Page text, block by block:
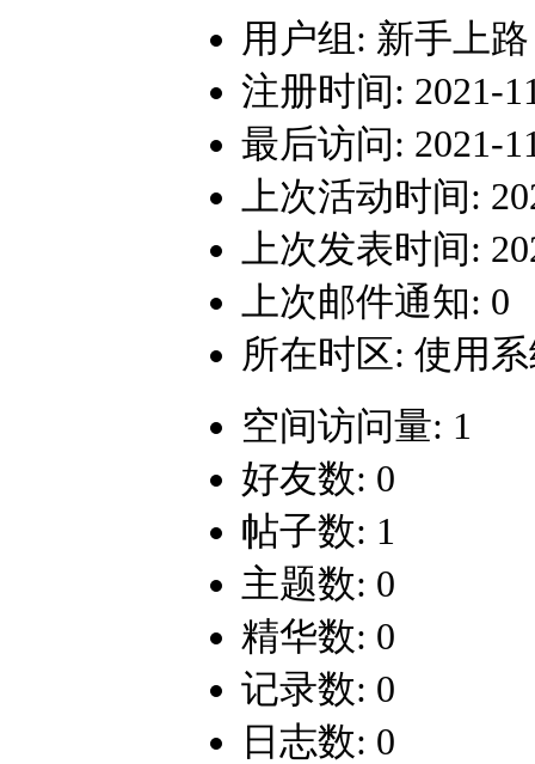
用户组: 新手上路
注册时间: 2021-
最后访问: 2021-
上次活动时间:
上次发表时间:
上次邮件通知: 0
所在时区: 使用
空间访问量: 1
好友数: 0
帖子数: 1
主题数: 0
精华数: 0
记录数: 0
日志数: 0